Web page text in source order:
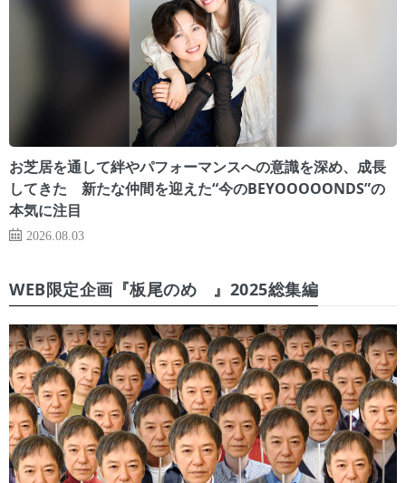
お芝居を通して絆やパフォーマンスへの意識を深め、成長
してきた 新たな仲間を迎えた“今のBEYOOOOONDS”の
本気に注目
2026.08.03
WEB限定企画『板尾のめ゙』2025総集編